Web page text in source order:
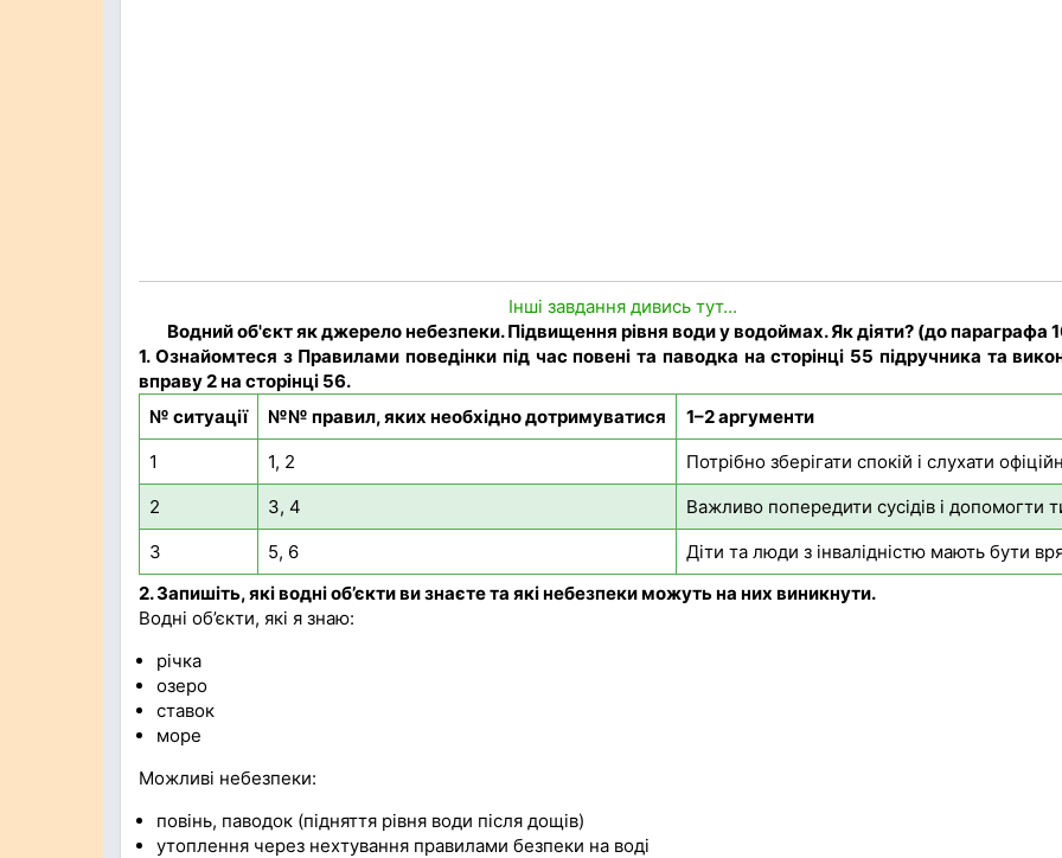
Інші завдання дивись тут...
Водний об'єкт як джерело небезпеки. Підвищення рівня води у водоймах. Як діяти? (до параграфа
1. Ознайомтеся з Правилами поведінки під час повені та паводка на сторінці 55 підручника та
вправу 2 на сторінці 56.
№ ситуації
№№ правил, яких необхідно дотримуватися
1–2 аргументи
1
1, 2
Потрібно зберігати спокій і слухати
2
3, 4
Важливо попередити сусідів і
3
5, 6
Діти та люди з інвалідністю мають бути
2. Запишіть, які водні об’єкти ви знаєте та які небезпеки можуть на них виникнути.
Водні об’єкти, які я знаю:
річка
озеро
ставок
море
Можливі небезпеки:
повінь, паводок (підняття рівня води після дощів)
утоплення через нехтування правилами безпеки на воді